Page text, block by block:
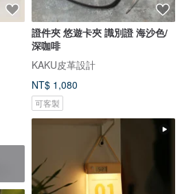
證件夾 悠遊卡夾 識別證 海沙色/
深咖啡
KAKU皮革設計
NT$ 1,080
可客製